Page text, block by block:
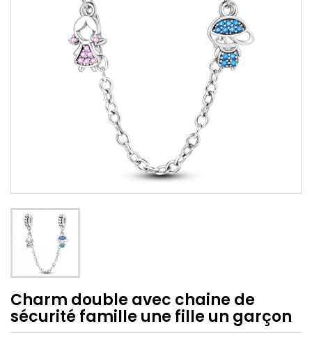
Charm double avec chaine de
sécurité famille une fille un garçon